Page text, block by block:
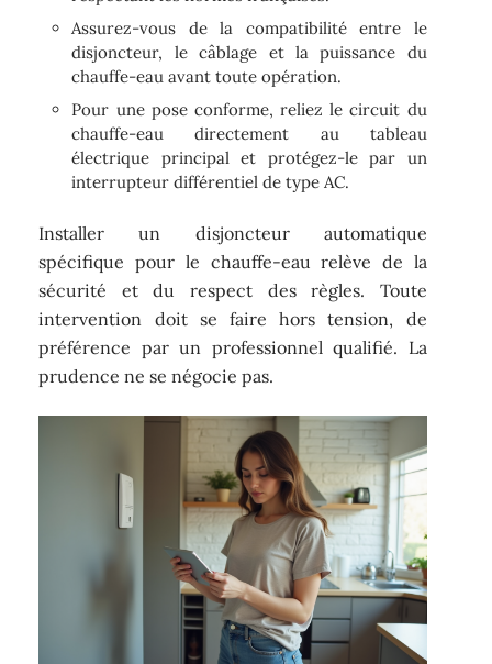
Assurez-vous de la compatibilité entre le
disjoncteur, le câblage et la puissance du
chauffe-eau avant toute opération.
Pour une pose conforme, reliez le circuit du
chauffe-eau directement au tableau
électrique principal et protégez-le par un
interrupteur différentiel de type AC.
Installer un disjoncteur automatique
spécifique pour le chauffe-eau relève de la
sécurité et du respect des règles. Toute
intervention doit se faire hors tension, de
préférence par un professionnel qualifié. La
prudence ne se négocie pas.